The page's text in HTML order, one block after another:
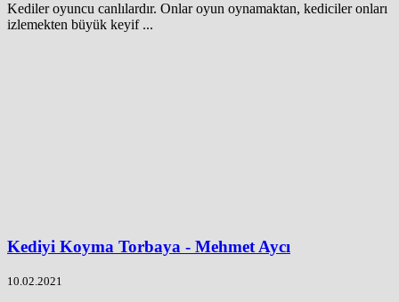
Kediler oyuncu canlılardır. Onlar oyun oynamaktan, kediciler onları
izlemekten büyük keyif ...
Kediyi Koyma Torbaya - Mehmet Aycı
10.02.2021